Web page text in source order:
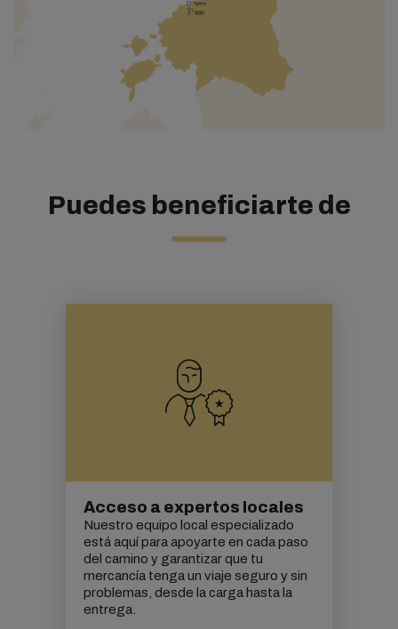
Puedes beneficiarte de
Acceso a expertos locales
Nuestro equipo local especializado
está aquí para apoyarte en cada paso
del camino y garantizar que tu
mercancía tenga un viaje seguro y sin
problemas, desde la carga hasta la
entrega.